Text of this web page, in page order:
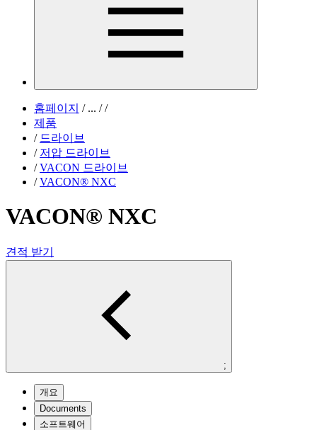
홈페이지 /... / /
제품
/ 드라이브
/ 저압 드라이브
/ VACON 드라이브
/ VACON® NXC
VACON® NXC
견적 받기
;
개요
Documents
소프트웨어